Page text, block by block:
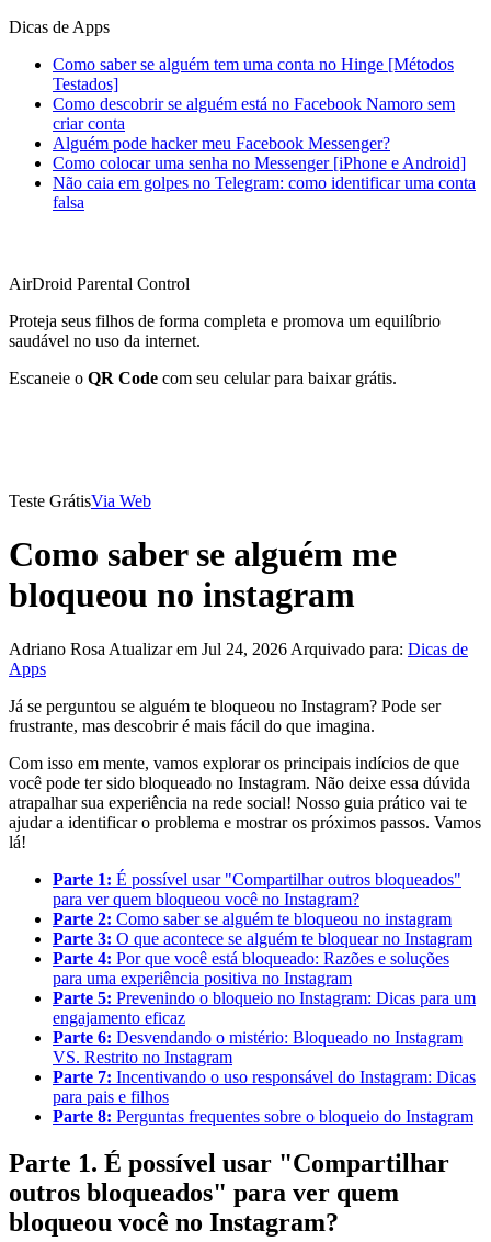
Dicas de Apps
Como saber se alguém tem uma conta no Hinge [Métodos
Testados]
Como descobrir se alguém está no Facebook Namoro sem
criar conta
Alguém pode hacker meu Facebook Messenger?
Como colocar uma senha no Messenger [iPhone e Android]
Não caia em golpes no Telegram: como identificar uma conta
falsa
AirDroid Parental Control
Proteja seus filhos de forma completa e promova um equilíbrio
saudável no uso da internet.
Escaneie o QR Code com seu celular para baixar grátis.
Teste GrátisVia Web
Como saber se alguém me
bloqueou no instagram
Adriano Rosa Atualizar em Jul 24, 2026 Arquivado para: Dicas de
Apps
Já se perguntou se alguém te bloqueou no Instagram? Pode ser
frustrante, mas descobrir é mais fácil do que imagina.
Com isso em mente, vamos explorar os principais indícios de que
você pode ter sido bloqueado no Instagram. Não deixe essa dúvida
atrapalhar sua experiência na rede social! Nosso guia prático vai te
ajudar a identificar o problema e mostrar os próximos passos. Vamos
lá!
Parte 1: É possível usar "Compartilhar outros bloqueados"
para ver quem bloqueou você no Instagram?
Parte 2: Como saber se alguém te bloqueou no instagram
Parte 3: O que acontece se alguém te bloquear no Instagram
Parte 4: Por que você está bloqueado: Razões e soluções
para uma experiência positiva no Instagram
Parte 5: Prevenindo o bloqueio no Instagram: Dicas para um
engajamento eficaz
Parte 6: Desvendando o mistério: Bloqueado no Instagram
VS. Restrito no Instagram
Parte 7: Incentivando o uso responsável do Instagram: Dicas
para pais e filhos
Parte 8: Perguntas frequentes sobre o bloqueio do Instagram
Parte 1. É possível usar "Compartilhar
outros bloqueados" para ver quem
bloqueou você no Instagram?